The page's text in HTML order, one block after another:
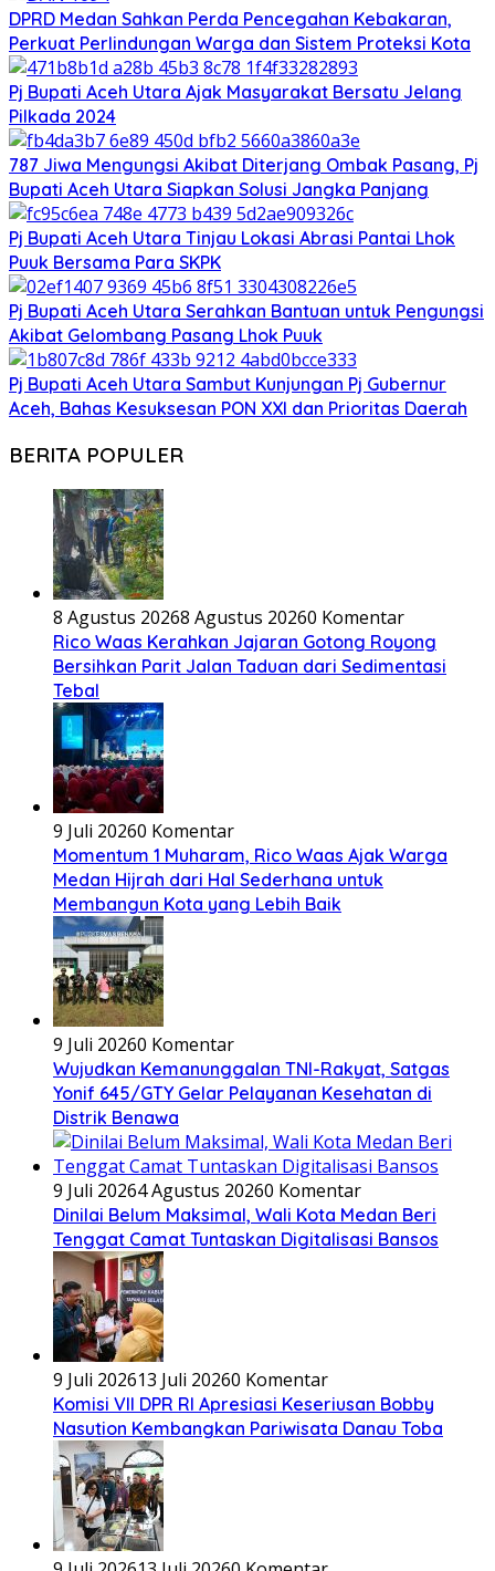
DPRD Medan Sahkan Perda Pencegahan Kebakaran,
Perkuat Perlindungan Warga dan Sistem Proteksi Kota
Pj Bupati Aceh Utara Ajak Masyarakat Bersatu Jelang
Pilkada 2024
787 Jiwa Mengungsi Akibat Diterjang Ombak Pasang, Pj
Bupati Aceh Utara Siapkan Solusi Jangka Panjang
Pj Bupati Aceh Utara Tinjau Lokasi Abrasi Pantai Lhok
Puuk Bersama Para SKPK
Pj Bupati Aceh Utara Serahkan Bantuan untuk Pengungsi
Akibat Gelombang Pasang Lhok Puuk
Pj Bupati Aceh Utara Sambut Kunjungan Pj Gubernur
Aceh, Bahas Kesuksesan PON XXI dan Prioritas Daerah
BERITA POPULER
8 Agustus 20268 Agustus 20260 Komentar
Rico Waas Kerahkan Jajaran Gotong Royong
Bersihkan Parit Jalan Taduan dari Sedimentasi
Tebal
9 Juli 20260 Komentar
Momentum 1 Muharam, Rico Waas Ajak Warga
Medan Hijrah dari Hal Sederhana untuk
Membangun Kota yang Lebih Baik
9 Juli 20260 Komentar
Wujudkan Kemanunggalan TNI-Rakyat, Satgas
Yonif 645/GTY Gelar Pelayanan Kesehatan di
Distrik Benawa
9 Juli 20264 Agustus 20260 Komentar
Dinilai Belum Maksimal, Wali Kota Medan Beri
Tenggat Camat Tuntaskan Digitalisasi Bansos
9 Juli 202613 Juli 20260 Komentar
Komisi VII DPR RI Apresiasi Keseriusan Bobby
Nasution Kembangkan Pariwisata Danau Toba